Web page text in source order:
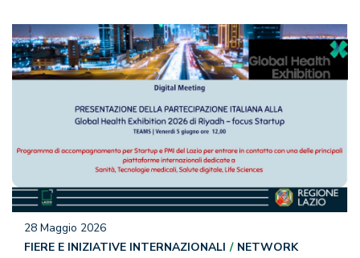
28 Maggio 2026
FIERE E INIZIATIVE INTERNAZIONALI
NETWORK